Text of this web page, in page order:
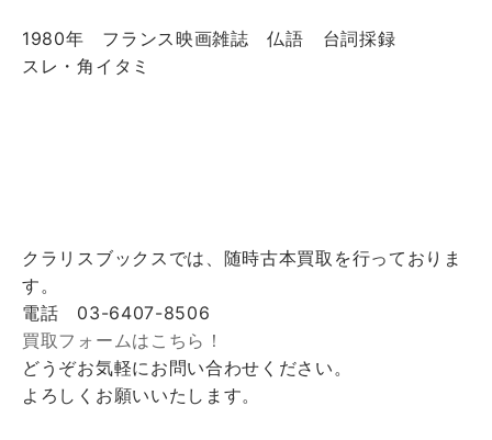
1980年 フランス映画雑誌 仏語 台詞採録
スレ・角イタミ
クラリスブックスでは、随時古本買取を行っておりま
す。
電話 03-6407-8506
買取フォームはこちら！
どうぞお気軽にお問い合わせください。
よろしくお願いいたします。